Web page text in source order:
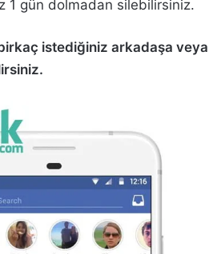
1 gün dolmadan silebilirsiniz.
istediğiniz arkadaşa veya